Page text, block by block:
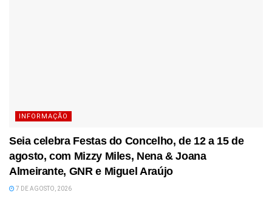
INFORMAÇÃO
Seia celebra Festas do Concelho, de 12 a 15 de
agosto, com Mizzy Miles, Nena & Joana
Almeirante, GNR e Miguel Araújo
7 DE AGOSTO, 2026